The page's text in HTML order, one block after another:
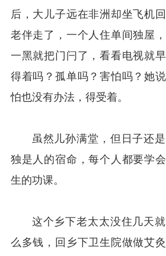
后，大儿子远在非洲却坐飞机
老伴走了，一个人住单间独屋
一黑就把门闩了，看看电视就
得着吗？孤单吗？害怕吗？她
怕也没有办法，得受着。
虽然儿孙满堂，但日子还
独是人的宿命，每个人都要学
生的功课。
这个乡下老太太没住几天
么多钱，回乡下卫生院做做艾